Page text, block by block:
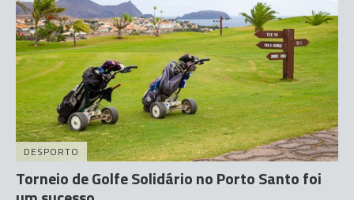
DESPORTO
Torneio de Golfe Solidário no Porto Santo foi